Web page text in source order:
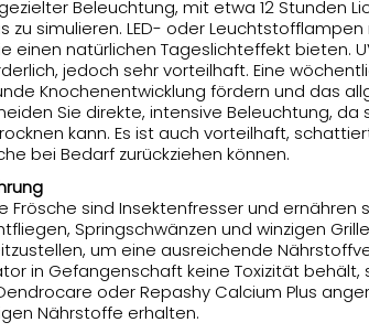
Beleuchtung, mit etwa 12 Stunden
zu simulieren. LED- oder
einen natürlichen Tageslichteffekt bieten.
jedoch sehr vorteilhaft. Eine
Knochenentwicklung fördern und das
Sie direkte, intensive Beleuchtung,
kann. Es ist auch vorteilhaft,
bei Bedarf zurückziehen können.
Frösche sind Insektenfresser und
Springschwänzen und winzigen
um eine ausreichende
in Gefangenschaft keine Toxizität
oder Repashy Calcium Plus
Nährstoffe erhalten.